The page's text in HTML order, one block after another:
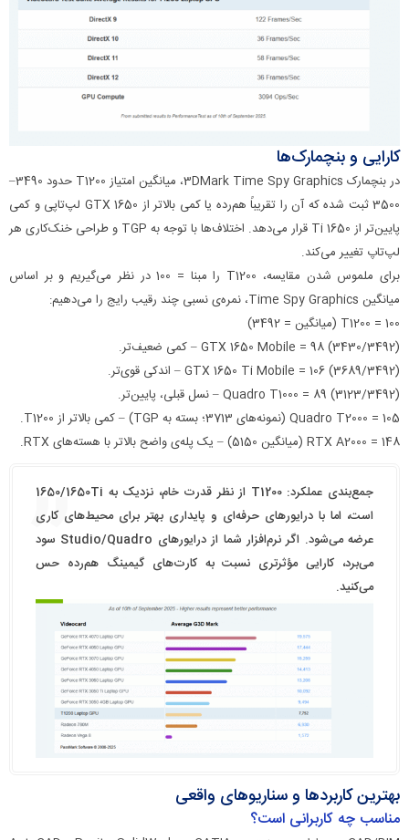
کارایی و بنچمارک‌ها
در بنچمارک 3DMark Time Spy Graphics، میانگین امتیاز T1200 حدود 3490–
3500 ثبت شده که آن را تقریباً هم‌رده یا کمی بالاتر از GTX 1650 لپ‌تاپی و کمی
پایین‌تر از 1650 Ti قرار می‌دهد. اختلاف‌ها با توجه به TGP و طراحی خنک‌کاری هر
لپ‌تاپ تغییر می‌کند.
برای ملموس شدن مقایسه، T1200 را مبنا = 100 در نظر می‌گیریم و بر اساس
میانگین Time Spy Graphics، نمره‌ی نسبی چند رقیب رایج را می‌دهیم:
T1200 = 100 (میانگین = 3492)
GTX 1650 Mobile = 98 (3430/3492) – کمی ضعیف‌تر.
GTX 1650 Ti Mobile = 106 (3689/3492) – اندکی قوی‌تر.
Quadro T1000 = 89 (3123/3492) – نسل قبلی، پایین‌تر.
Quadro T2000 = 105 (نمونه‌های 3713؛ بسته به TGP) – کمی بالاتر از T1200.
RTX A2000 = 148 (میانگین 5150) – یک پله‌ی واضح بالاتر با هسته‌های RTX.
جمع‌بندی عملکرد: T1200 از نظر قدرت خام، نزدیک به 1650/1650Ti
است، اما با درایورهای حرفه‌ای و پایداری بهتر برای محیط‌های کاری
عرضه می‌شود. اگر نرم‌افزار شما از درایورهای Studio/Quadro سود
می‌برد، کارایی مؤثرتری نسبت به کارت‌های گیمینگ هم‌رده حس
می‌کنید.
بهترین کاربردها و سناریوهای واقعی
مناسب چه کاربرانی است؟